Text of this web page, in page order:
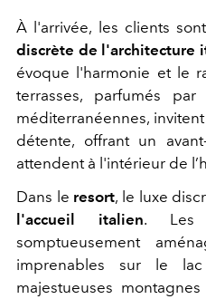
À l'arrivée, les clients
discrète de l'architecture
évoque l'harmonie et le
terrasses, parfumés
méditerranéennes,
détente, offrant un
attendent à l'intérieur de
Dans le resort, le luxe
l'accueil italien. Les
somptueusement
imprenables sur le
majestueuses